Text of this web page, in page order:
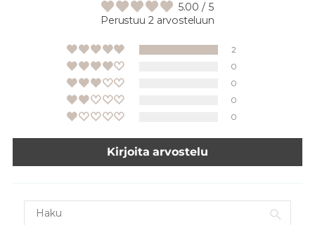
5.00 / 5
Perustuu 2 arvosteluun
2
0
0
0
0
Kirjoita arvostelu